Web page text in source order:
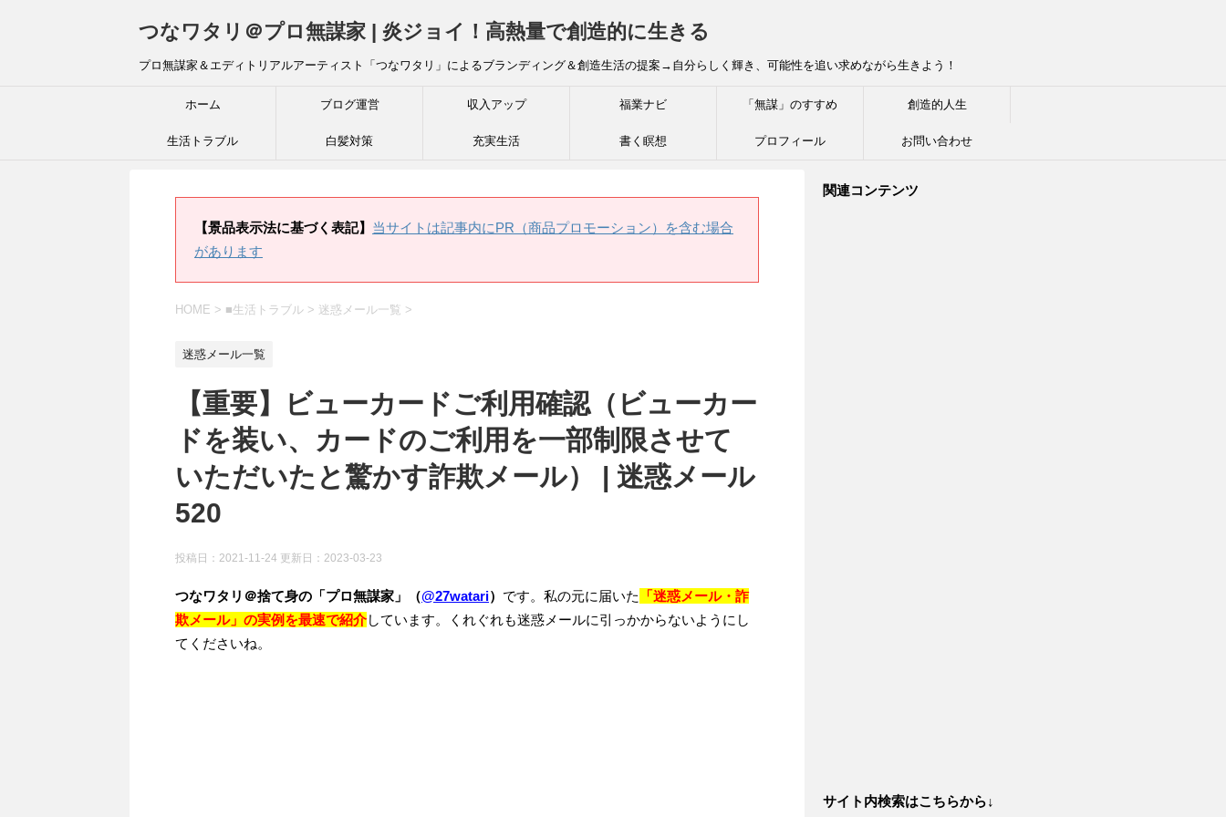
つなワタリ＠プロ無謀家 | 炎ジョイ！高熱量で創造的に生きる
プロ無謀家＆エディトリアルアーティスト「つなワタリ」によるブランディング＆創造生活の提案→自分らしく輝き、可能性を追い求めながら生きよう！
ホーム ブログ運営 収入アップ 福業ナビ 「無謀」のすすめ 創造的人生
生活トラブル 白髪対策 充実生活 書く瞑想 プロフィール お問い合わせ
【景品表示法に基づく表記】 当サイトは記事内にPR（商品プロモーション）を含む場合
があります
HOME > ■生活トラブル > 迷惑メール一覧 >
迷惑メール一覧
【重要】ビューカードご利用確認（ビューカー
ドを装い、カードのご利用を一部制限させて
いただいたと驚かす詐欺メール） | 迷惑メール
520
投稿日：2021-11-24 更新日： 2023-03-23
つなワタリ＠捨て身の「プロ無謀家」（@27watari） です。私の元に届いた
「迷惑メール・詐
欺メール」の実例を最速で紹介しています。くれぐれも迷惑メールに引っかからないようにし
てくださいね。
関連コンテンツ
サイト内検索はこちらから↓